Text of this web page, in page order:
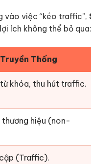
vào việc “kéo traffic”,
ích không thể bỏ qua:
Thống
khóa, thu hút traffic.
hiệu (non-
(Traffic).